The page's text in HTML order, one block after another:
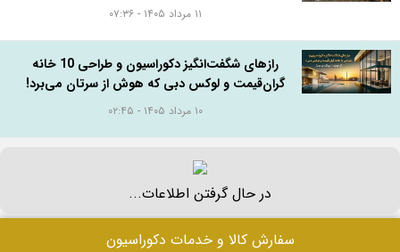
رازهای شگفت‌انگیز دکوراسیون و طراحی 10 خانه
گران‌قیمت و لوکس دبی که هوش از سرتان می‌برد!
در حال گرفتن اطلاعات...
سفارش کالا و خدمات دکوراسیون